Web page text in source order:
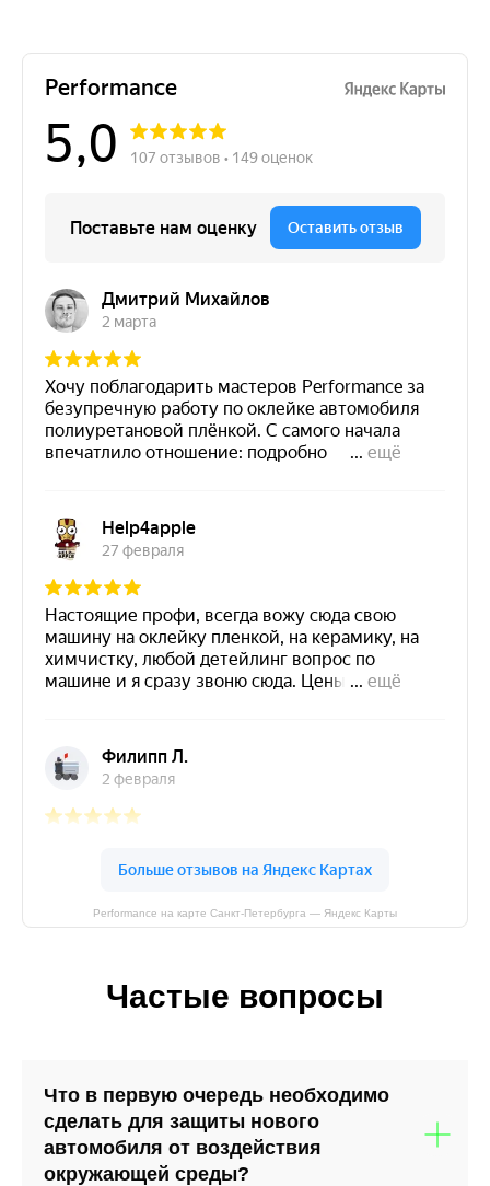
Performance на карте Санкт‑Петербурга — Яндекс Карты
Частые вопросы
Что в первую очередь необходимо
сделать для защиты нового
автомобиля от воздействия
окружающей среды?